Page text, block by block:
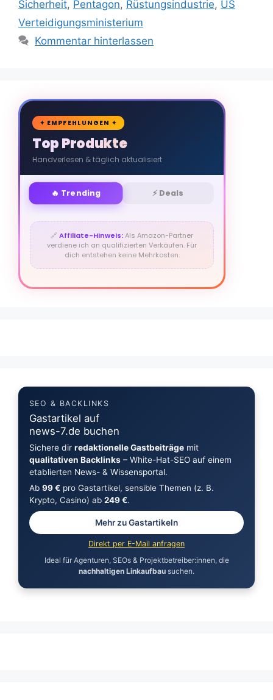
Sicherheit, Pentagon, Rüstungsindustrie, US
Verteidigungsministerium
Kommentar hinterlassen
🛒
✦ EMPFEHLUNGEN ✦
Top Produkte
Handverlesen & täglich aktualisiert
🔥 Trending ⚡ Deals
🔗Affiliate-Hinweis:Als Amazon-Partner
verdiene ich an qualifizierten Verkäufen. Für
dich entstehen keine Mehrkosten.
SEO & BACKLINKS
Gastartikel auf
news-7.de buchen
Sichere dir redaktionelle Gastbeiträgemit
qualitativen Backlinks– White-Hat-SEO auf einem
etablierten News- & Wissensportal.
Ab 99 €pro Gastartikel, sensible Themen (z. B.
Krypto, Casino) ab 249 €.
Mehr zu Gastartikeln
Direkt per E-Mail anfragen
Ideal für Agenturen, SEOs & Projektbetreiber:innen, die
nachhaltigen Linkaufbau suchen.